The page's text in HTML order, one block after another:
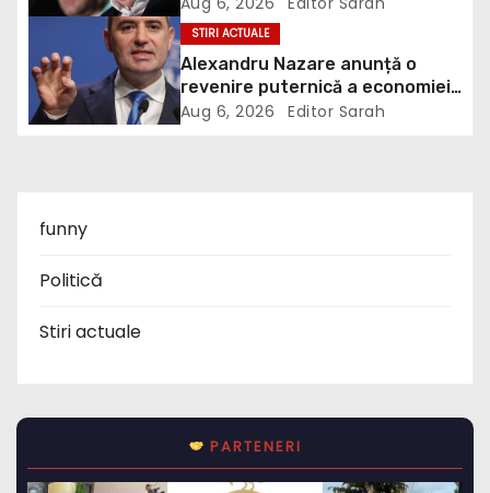
t
i
o
STIRI ACTUALE
Alexandru Nazare anunță o
revenire puternică a economiei
în 2027: Inflația va scădea,
Aug 6, 2026 Editor Sarah
funny
Politică
Stiri actuale
PARTENERI